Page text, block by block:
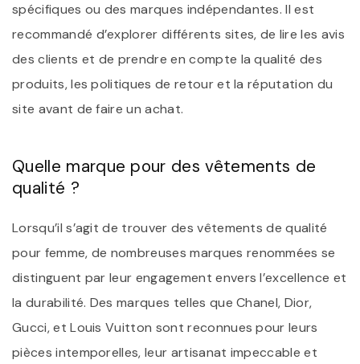
spécifiques ou des marques indépendantes. Il est
recommandé d’explorer différents sites, de lire les avis
des clients et de prendre en compte la qualité des
produits, les politiques de retour et la réputation du
site avant de faire un achat.
Quelle marque pour des vêtements de
qualité ?
Lorsqu’il s’agit de trouver des vêtements de qualité
pour femme, de nombreuses marques renommées se
distinguent par leur engagement envers l’excellence et
la durabilité. Des marques telles que Chanel, Dior,
Gucci, et Louis Vuitton sont reconnues pour leurs
pièces intemporelles, leur artisanat impeccable et